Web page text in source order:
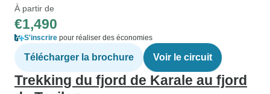
À partir de
€1,490
S'inscrire pour réaliser des économies
Télécharger la brochure Voir le circuit
Trekking du fjord de Karale au fjord